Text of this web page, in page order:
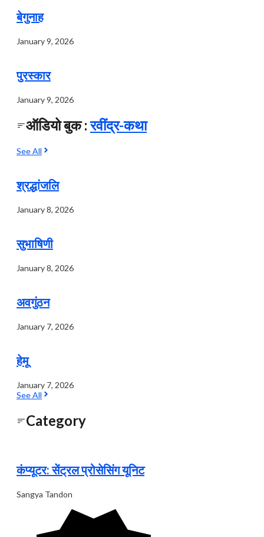
बेगुनाह
January 9, 2026
पुरस्कार
January 9, 2026
ऑडियो बुक :रवींद्र-कथा
See All
श्रद्धांजलि
January 8, 2026
सुभाषिणी
January 8, 2026
अवगुंठन
January 7, 2026
हेमू
January 7, 2026
See All
Category
कंप्यूटर: सेंट्रल प्रोसेसिंग यूनिट
Sangya Tandon